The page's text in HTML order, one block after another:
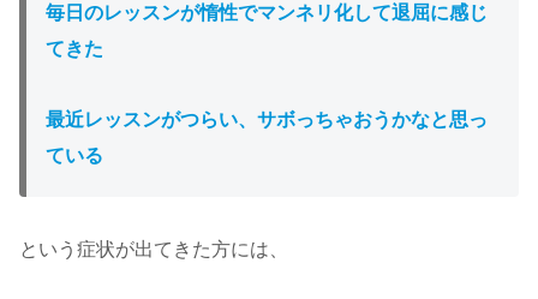
毎日のレッスンが惰性でマンネリ化して退屈に感じ
てきた
最近レッスンがつらい、サボっちゃおうかなと思っ
ている
という症状が出てきた方には、